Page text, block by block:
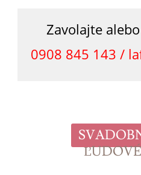
Zavolajte
0908 845 143 /